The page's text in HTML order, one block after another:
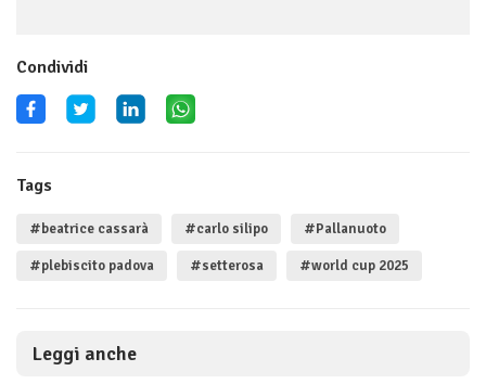
Condividi
Tags
#beatrice cassarà #carlo silipo #Pallanuoto
#plebiscito padova #setterosa #world cup 2025
Leggi anche